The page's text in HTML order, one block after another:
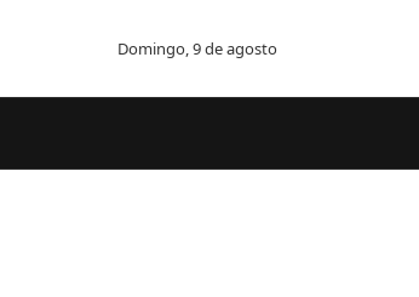
Domingo, 9 de agosto